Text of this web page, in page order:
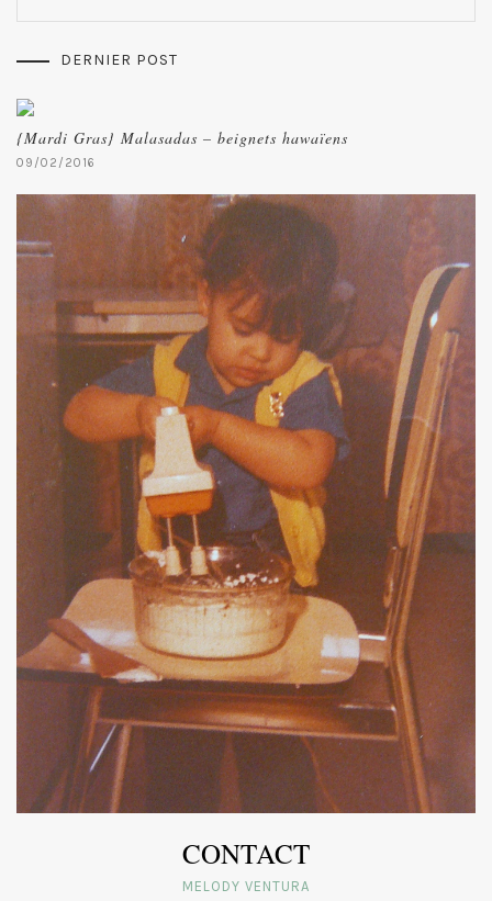
DERNIER POST
{Mardi Gras} Malasadas – beignets hawaïens
09/02/2016
CONTACT
MELODY VENTURA